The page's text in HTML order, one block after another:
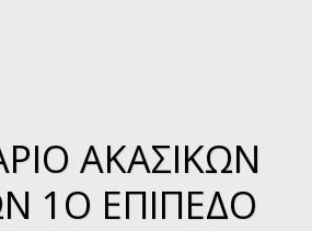
ΑΚΑΣΙΚΏΝ
1Ο ΕΠΊΠΕΔΟ